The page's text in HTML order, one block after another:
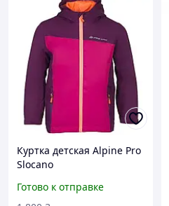
Куртка детская Alpine Pro
Slocano
Готово к отправке